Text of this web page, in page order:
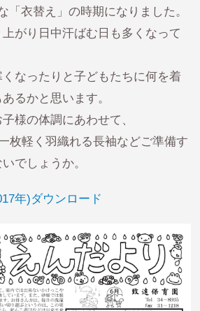
「衣替え」の時期になりました。
がり日中汗ばむ日も多くなって
なったりと子どもたちに何を着
るかと思います。
様の体調にあわせて、
枚軽く羽織れる長袖などご準備す
でしょうか。
年)ダウンロード